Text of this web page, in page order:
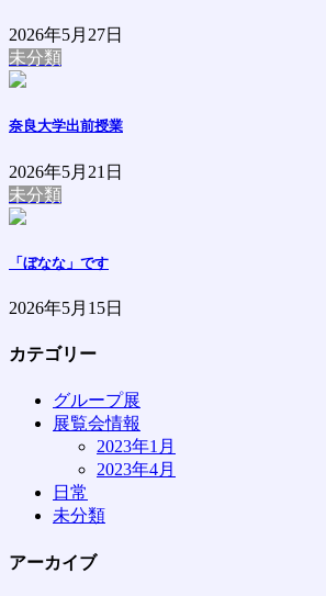
2026年5月27日
未分類
奈良大学出前授業
2026年5月21日
未分類
「ぼなな」です
2026年5月15日
カテゴリー
グループ展
展覧会情報
2023年1月
2023年4月
日常
未分類
アーカイブ